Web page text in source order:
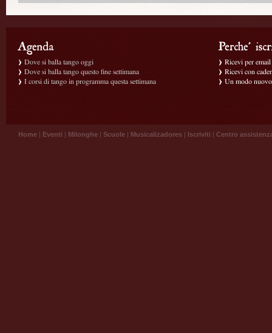
Dove si balla tango oggi
Dove si balla tango questo fine settimana
I corsi di tango in programma questa settimana
Ricevi per
Ricevi con
Un modo
Home | Eventi | Milonghe | Scuole | Musicalizadores | Iscriviti | Centro